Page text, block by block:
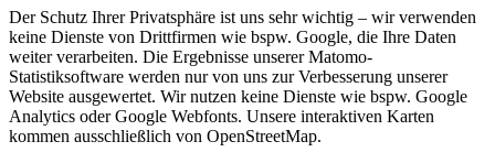
Der Schutz Ihrer Privatsphäre ist uns sehr wichtig – wir verwenden
keine Dienste von Drittfirmen wie bspw. Google, die Ihre Daten
weiter verarbeiten. Die Ergebnisse unserer Matomo-
Statistiksoftware werden nur von uns zur Verbesserung unserer
Website ausgewertet. Wir nutzen keine Dienste wie bspw. Google
Analytics oder Google Webfonts. Unsere interaktiven Karten
kommen ausschließlich von OpenStreetMap.